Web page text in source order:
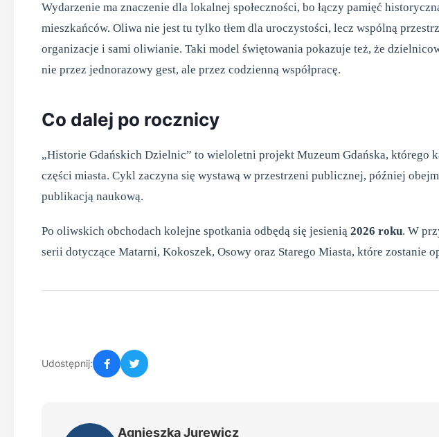
Wydarzenie ma znaczenie dla lokalnej społeczności, bo łączy pamięć
mieszkańców. Oliwa nie jest tu tylko tłem dla uroczystości, lecz wspólną
organizacje i sami oliwianie. Taki model świętowania pokazuje też, że
nie przez jednorazowy gest, ale przez codzienną współpracę.
Co dalej po rocznicy
„Historie Gdańskich Dzielnic” to wieloletni projekt Muzeum Gdańska, którego
części miasta. Cykl zaczyna się wystawą w przestrzeni publicznej, później
publikacją naukową.
Po oliwskich obchodach kolejne spotkania odbędą się jesienią 2026 roku. W
serii dotyczące Matarni, Kokoszek, Osowy oraz Starego Miasta, które zostanie
Udostępnij:
Agnieszka Jurewicz